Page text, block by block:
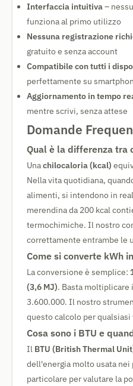
Interfaccia intuitiva–
funziona al primo utilizzo
Nessuna registrazione
gratuito e senza account
Compatibile con tutti i
perfettamente su
Aggiornamento in tempo
mentre scrivi, senza attese
Domande
Qual è la differenza tra
Unachilocaloria (kcal)
Nella vita quotidiana,
alimenti, si intendono in
merendina da 200 kcal
termochimiche. Il nostro
correttamente entrambe le
Come si converte kWh
La conversione è semplice:
(3,6 MJ). Basta moltiplicare
3.600.000. Il nostro
questo calcolo per
Cosa sono i BTU e
Il BTU (British Thermal
dell'energia molto usata nei
particolare per valutare la